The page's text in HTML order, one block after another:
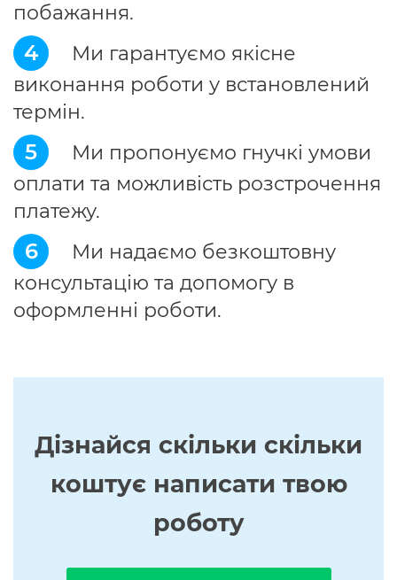
побажання.
4
Ми гарантуємо якісне
виконання роботи у встановлений
термін.
5
Ми пропонуємо гнучкі умови
оплати та можливість розстрочення
платежу.
6
Ми надаємо безкоштовну
консультацію та допомогу в
оформленні роботи.
Дізнайся скільки скільки
коштує написати твою
роботу